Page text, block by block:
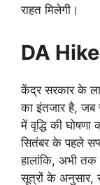
राहत मिलेगी।
DA Hike
केंद्र सरकार के
का इंतजार है, जब
में वृद्धि की घोषणा
सितंबर के पहले
हालांकि, अभी तक
सूत्रों के अनुसार,